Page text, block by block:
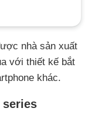
nhà sản xuất
với thiết kế bắt
khác.
series